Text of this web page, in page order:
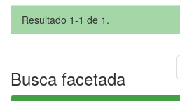
Resultado 1-1 de 1.
Busca facetada